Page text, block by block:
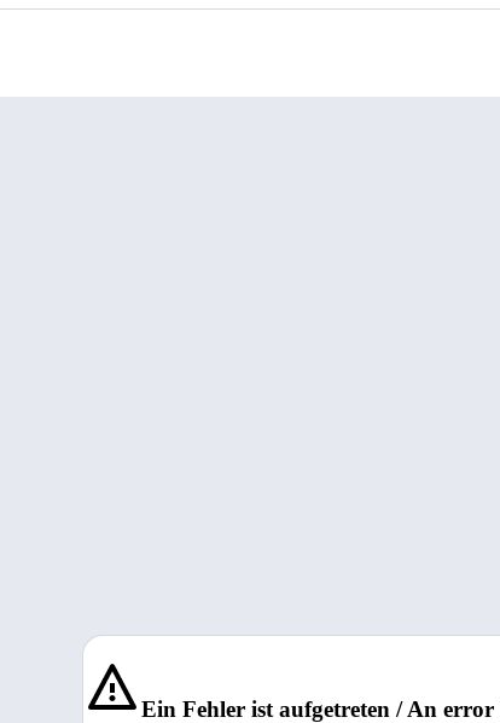
Ein Fehler ist aufgetreten / An error